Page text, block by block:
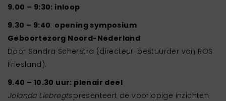
9.00 – 9:30: inloop
9.30 – 9:40: opening symposium
Geboortezorg Noord-Nederland
Door Sandra Scherstra (directeur-bestuurder van ROS
Friesland).
9.40 – 10.30 uur: plenair deel
Jolanda Liebregtspresenteert de voorlopige inzichten